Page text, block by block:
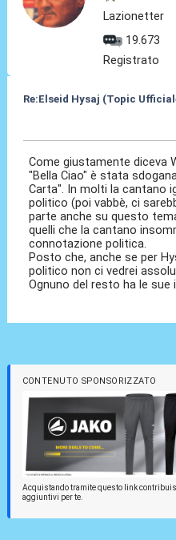
Lazionetter
19.673
Registrato
Re:Elseid Hysaj (Topic
Come giustamente diceva
"Bella Ciao" è stata
Carta". In molti la cantano
politico (poi vabbè, ci
parte anche su questo
quelli che la cantano
connotazione politica.
Posto che, anche se per
politico non ci vedrei
Ognuno del resto ha le sue
CONTENUTO SPONSORIZZATO
Acquistando tramite questo link
aggiuntivi per te.